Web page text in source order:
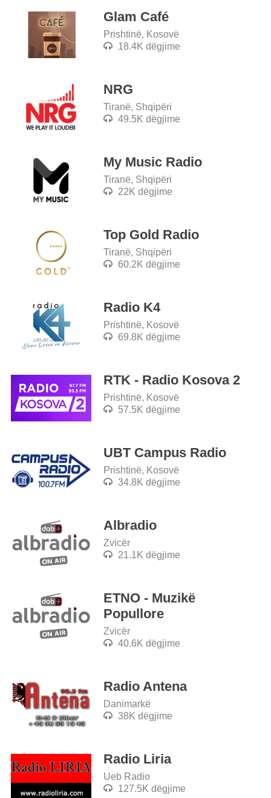
Glam Café
Prishtinë, Kosovë
18.4K dëgjime
NRG
Tiranë, Shqipëri
49.5K dëgjime
My Music Radio
Tiranë, Shqipëri
22K dëgjime
Top Gold Radio
Tiranë, Shqipëri
60.2K dëgjime
Radio K4
Prishtinë, Kosovë
69.8K dëgjime
RTK - Radio Kosova 2
Prishtinë, Kosovë
57.5K dëgjime
UBT Campus Radio
Prishtinë, Kosovë
34.8K dëgjime
Albradio
Zvicër
21.1K dëgjime
ETNO - Muzikë
Popullore
Zvicër
40.6K dëgjime
Radio Antena
Danimarkë
38K dëgjime
Radio Liria
Ueb Radio
127.5K dëgjime